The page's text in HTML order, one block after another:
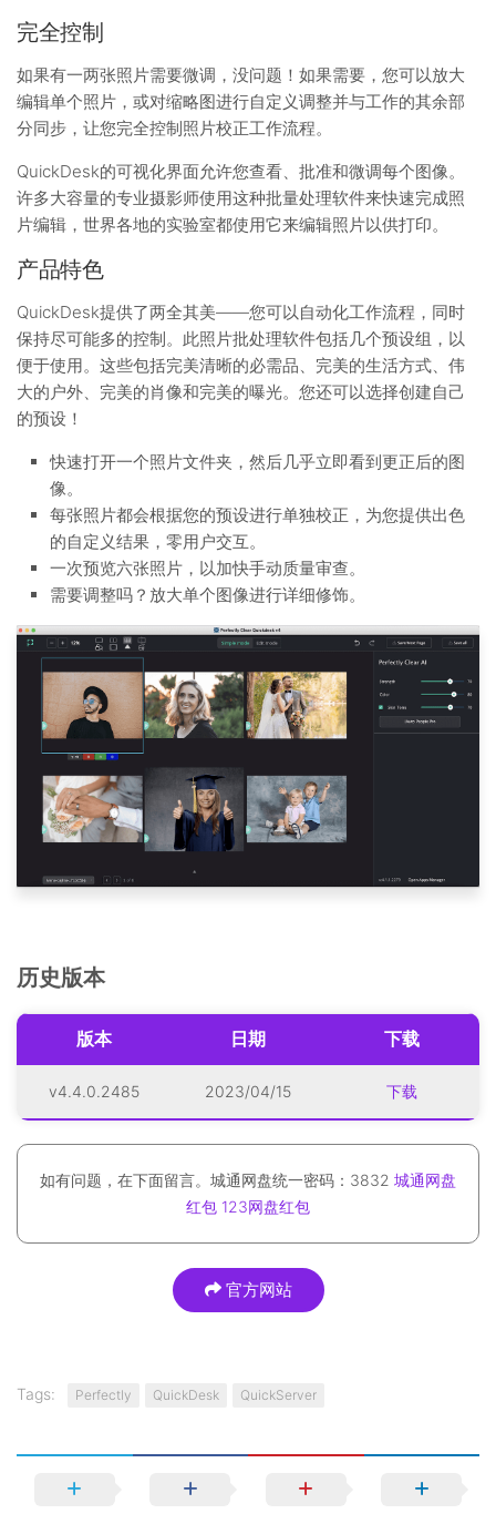
完全控制
如果有一两张照片需要微调，没问题！如果需要，您可以放大
编辑单个照片，或对缩略图进行自定义调整并与工作的其余部
分同步，让您完全控制照片校正工作流程。
QuickDesk的可视化界面允许您查看、批准和微调每个图像。
许多大容量的专业摄影师使用这种批量处理软件来快速完成照
片编辑，世界各地的实验室都使用它来编辑照片以供打印。
产品特色
QuickDesk提供了两全其美——您可以自动化工作流程，同时
保持尽可能多的控制。此照片批处理软件包括几个预设组，以
便于使用。这些包括完美清晰的必需品、完美的生活方式、伟
大的户外、完美的肖像和完美的曝光。您还可以选择创建自己
的预设！
快速打开一个照片文件夹，然后几乎立即看到更正后的图
像。
每张照片都会根据您的预设进行单独校正，为您提供出色
的自定义结果，零用户交互。
一次预览六张照片，以加快手动质量审查。
需要调整吗？放大单个图像进行详细修饰。
历史版本
版本 日期 下载
v4.4.0.2485 2023/04/15 下载
如有问题，在下面留言。城通网盘统一密码：3832 城通网盘
红包 123网盘红包
官方网站
Tags: Perfectly QuickDesk QuickServer